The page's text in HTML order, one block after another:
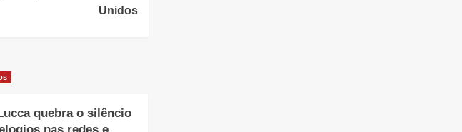
Unidos
quebra o silêncio